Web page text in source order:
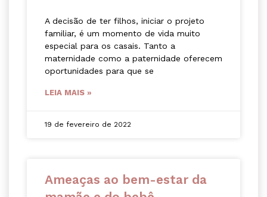
A decisão de ter filhos, iniciar o projeto
familiar, é um momento de vida muito
especial para os casais. Tanto a
maternidade como a paternidade oferecem
oportunidades para que se
LEIA MAIS »
19 de fevereiro de 2022
Ameaças ao bem-estar da